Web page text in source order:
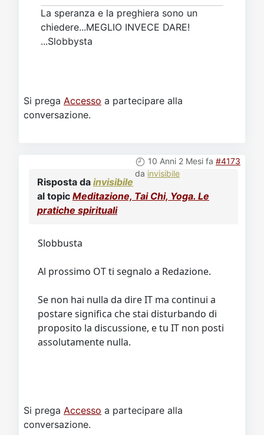
La speranza e la preghiera sono un
chiedere...MEGLIO INVECE DARE!
...Slobbysta
Si prega Accesso a partecipare alla
conversazione.
10 Anni 2 Mesi fa #4173
da invisibile
Risposta da invisibile
al topic Meditazione, Tai Chi, Yoga. Le
pratiche spirituali
Slobbusta
Al prossimo OT ti segnalo a Redazione.
Se non hai nulla da dire IT ma continui a
postare significa che stai disturbando di
proposito la discussione, e tu IT non posti
assolutamente nulla.
Si prega Accesso a partecipare alla
conversazione.